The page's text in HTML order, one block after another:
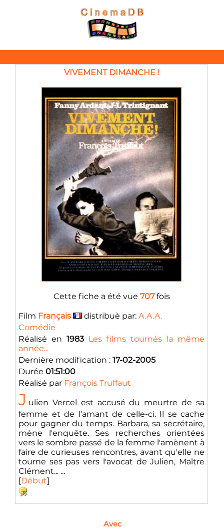
VIVEMENT DIMANCHE !
Cette fiche a été vue 707fois
Film Français distribuè par: A.A.A.
Comédie
Réalisé en 1983 Les films tournés la même
année...
Dernière modification : 17-02-2005
Durée 01:51:00
Réalisé par François Truffaut
J ulien Vercel est accusé du meurtre de sa
femme et de l'amant de celle-ci. Il se cache
pour gagner du temps. Barbara, sa secrétaire,
mène l'enquête. Ses recherches orientées
vers le sombre passé de la femme l'amènent à
faire de curieuses rencontres, avant qu'elle ne
tourne ses pas vers l'avocat de Julien, Maître
Clément... ...
[Début]
Avec